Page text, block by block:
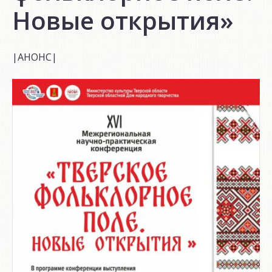
Новые открытия»
|АНОНС|